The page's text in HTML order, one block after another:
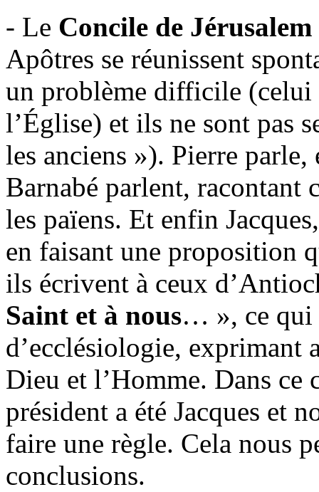
- Le Concile de Jérusalem
Apôtres se réunissent
un problème difficile (celui
l’Église) et ils ne sont pas
les anciens »). Pierre
Barnabé parlent, racontant
les païens. Et enfin
en faisant une proposition
ils écrivent à ceux
Saint et à nous… », ce qui
d’ecclésiologie, exprimant
Dieu et l’Homme. Dans
président a été Jacques et
faire une règle. Cela nous
conclusions.